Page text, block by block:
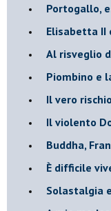
Portogallo,
​Elisabetta II
Al risveglio
​Piombino e
​Il vero
​Il violento
​Buddha,
​È difficile
Solastalgia